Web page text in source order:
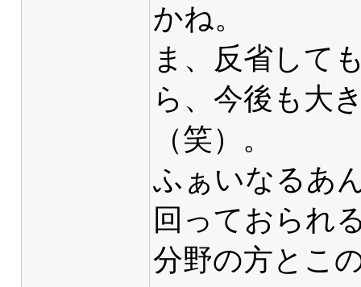
かね。
ま、反省して
ら、今後も大
（笑）。
ふぁいなるあ
回っておられ
分野の方とこ